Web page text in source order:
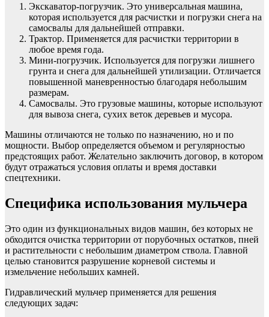
Экскаватор-погрузчик. Это универсальная машина,
которая используется для расчистки и погрузки снега на
самосвалы для дальнейшей отправки.
Трактор. Применяется для расчистки территории в
любое время года.
Мини-погрузчик. Используется для погрузки лишнего
грунта и снега для дальнейшей утилизации. Отличается
повышенной маневренностью благодаря небольшим
размерам.
Самосвалы. Это грузовые машины, которые используют
для вывоза снега, сухих веток деревьев и мусора.
Машины отличаются не только по назначению, но и по
мощности. Выбор определяется объемом и регулярностью
предстоящих работ. Желательно заключить договор, в котором
будут отражаться условия оплаты и время доставки
спецтехники.
Специфика использования мульчера
Это один из функциональных видов машин, без которых не
обходится очистка территории от порубочных остатков, пней
и растительности с небольшим диаметром ствола. Главной
целью становится разрушение корневой системы и
измельчение небольших камней.
Гидравлический мульчер применяется для решения
следующих задач: